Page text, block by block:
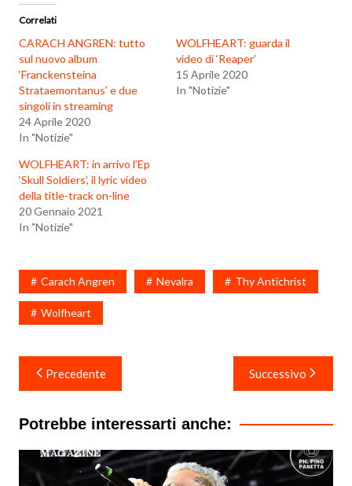
Correlati
CARACH ANGREN: tutto
sul nuovo album
‘Franckensteina
Strataemontanus’ e due
singoli in streaming
24 Aprile 2020
In "Notizie"
WOLFHEART: guarda il
video di ‘Reaper’
15 Aprile 2020
In "Notizie"
WOLFHEART: in arrivo l’Ep
‘Skull Soldiers’, il lyric video
della title-track on-line
20 Gennaio 2021
In "Notizie"
Carach Angren Nevalra Thy Antichrist
Wolfheart
Navigazione
articoli
Precedente Successivo
Potrebbe interessarti anche: